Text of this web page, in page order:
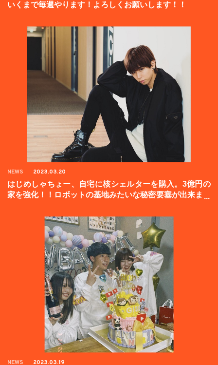
いくまで毎週やります！よろしくお願いします！！
NEWS 2023.03.20
はじめしゃちょー、自宅に核シェルターを購入。3億円の
家を強化！！ロボットの基地みたいな秘密要塞が出来まし
NEWS 2023.03.19